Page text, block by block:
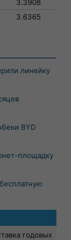
3.3908
3.6365
линейку
BYD
площадку
годовых